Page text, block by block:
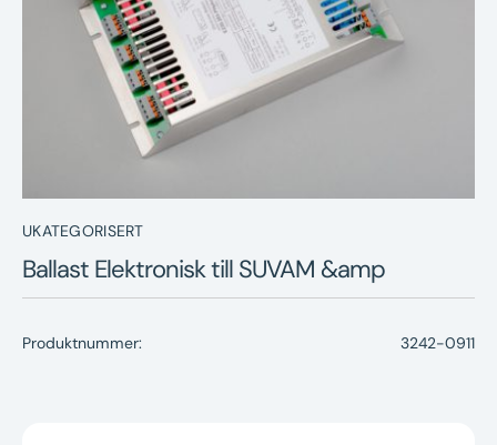
Kontakt
UKATEGORISERT
Ballast Elektronisk till SUVAM &amp
Produktnummer: 3242-0911